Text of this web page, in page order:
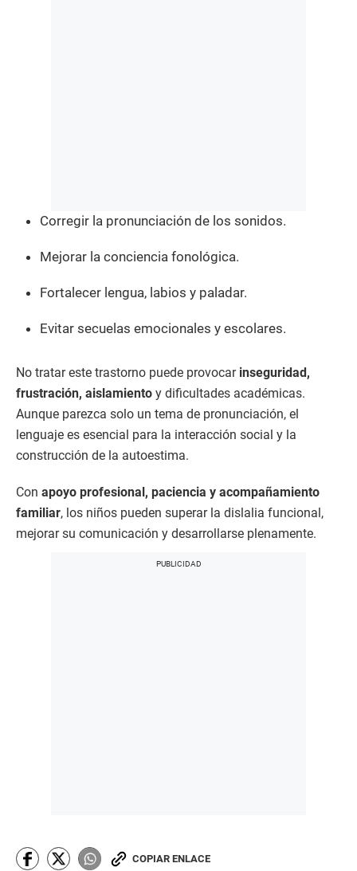
Corregir la pronunciación de los sonidos.
Mejorar la conciencia fonológica.
Fortalecer lengua, labios y paladar.
Evitar secuelas emocionales y escolares.
No tratar este trastorno puede provocar inseguridad,
frustración, aislamiento y dificultades académicas.
Aunque parezca solo un tema de pronunciación, el
lenguaje es esencial para la interacción social y la
construcción de la autoestima.
Con apoyo profesional, paciencia y acompañamiento
familiar, los niños pueden superar la dislalia funcional,
mejorar su comunicación y desarrollarse plenamente.
COPIAR ENLACE